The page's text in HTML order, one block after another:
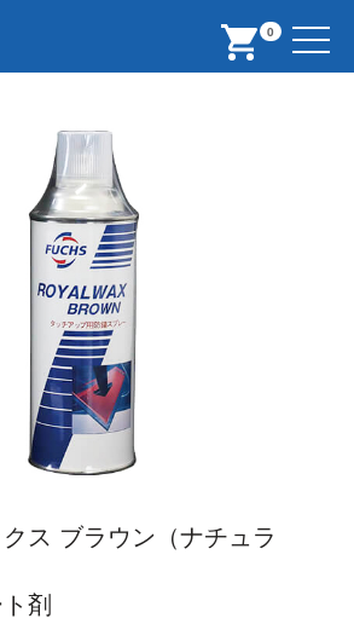
0 Menu
ス ブラウン（ナチュラ
剤